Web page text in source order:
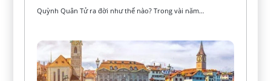
Quỳnh Quân Tử ra đời như thế nào? Trong vài năm…